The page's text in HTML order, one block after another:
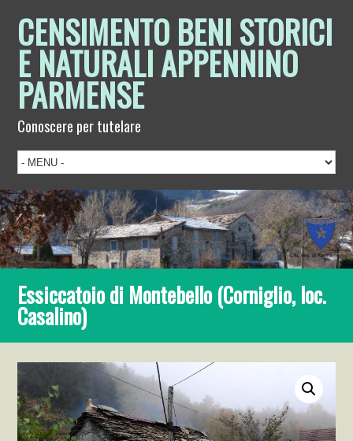
CENSIMENTO BENI STORICI
E NATURALI APPENNINO
PARMENSE
Conoscere per tutelare
Essiccatoio di Montebello (Corniglio, loc.
Casalino)